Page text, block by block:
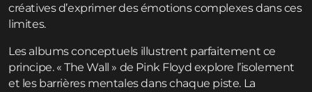
créatives d’exprimer des émotions complexes dans ces
limites.
Les albums conceptuels illustrent parfaitement ce
principe. « The Wall » de Pink Floyd explore l’isolement
et les barrières mentales dans chaque piste. La